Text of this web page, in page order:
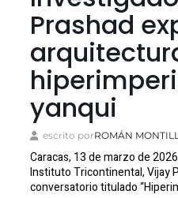
Prashad
yanqui
escrito porROMÁN
Caracas, 13 de marzo de
Instituto Tricontinental, Vijay
conversatorio titulado